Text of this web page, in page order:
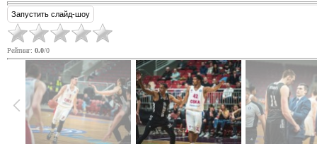
Рейтинг: 0.0/0